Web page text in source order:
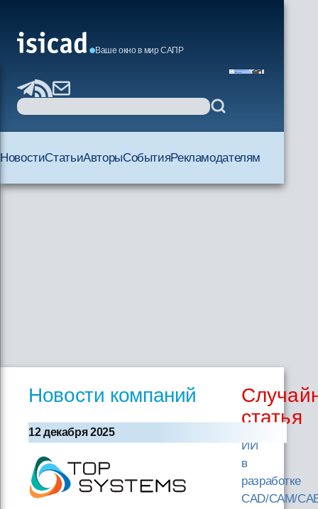
Ваше окно в мир САПР
НовостиСтатьиАвторыСобытияРекламодателям
Новости компаний
12 декабря 2025
статья
ИИ
в
разработке
CAD/CAM/